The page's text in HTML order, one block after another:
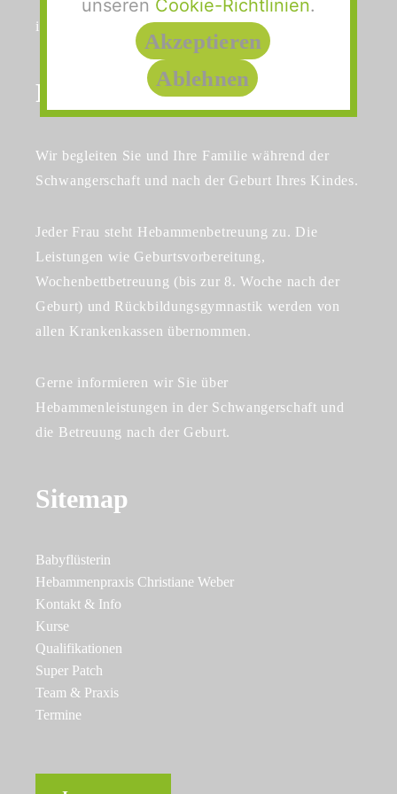
info@hebammenpraxis-isernhagen.de
Philosophie
Wir begleiten Sie und Ihre Familie während der
Schwangerschaft und nach der Geburt Ihres Kindes.
Jeder Frau steht Hebammenbetreuung zu. Die
Leistungen wie Geburtsvorbereitung,
Wochenbettbetreuung (bis zur 8. Woche nach der
Geburt) und Rückbildungsgymnastik werden von
allen Krankenkassen übernommen.
Gerne informieren wir Sie über
Hebammenleistungen in der Schwangerschaft und
die Betreuung nach der Geburt.
Sitemap
Babyflüsterin
Hebammenpraxis Christiane Weber
Kontakt & Info
Kurse
Qualifikationen
Super Patch
Team & Praxis
Termine
unseren Cookie-Richtlinien.
Akzeptieren
Ablehnen